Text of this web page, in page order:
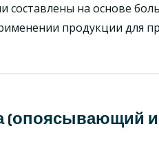
составлены на основе
продукции для
(опоясывающий